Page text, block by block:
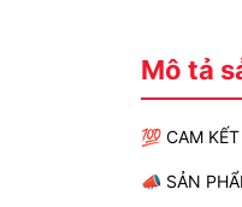
Mô tả
💯 CAM
📣 SẢN